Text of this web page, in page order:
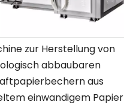
zur Herstellung von
abbaubaren
aus
einwandigem Papier